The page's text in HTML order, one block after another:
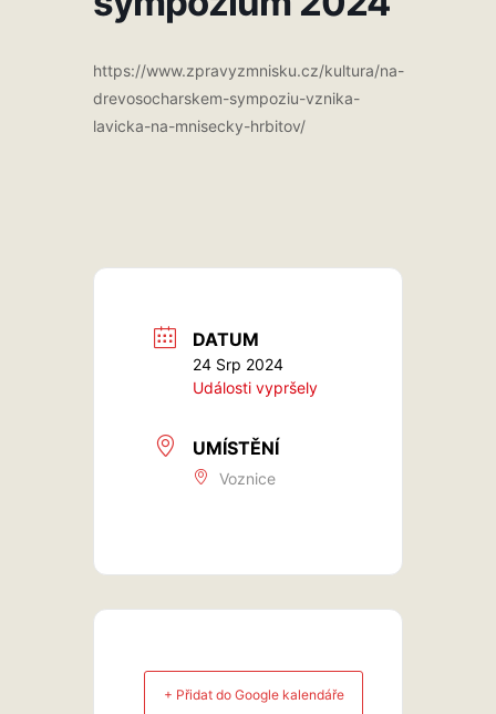
https://www.zpravyzmnisku.cz/kultura/na-
drevosocharskem-sympoziu-vznika-
lavicka-na-mnisecky-hrbitov/
DATUM
24 Srp 2024
Události vypršely
UMÍSTĚNÍ
Voznice
+ Přidat do Google kalendáře